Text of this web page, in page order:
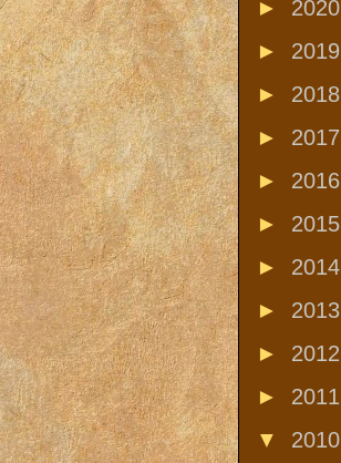
► 2020
► 2019
► 2018
► 2017
► 2016
► 2015
► 2014
► 2013
► 2012
► 2011
▼ 2010